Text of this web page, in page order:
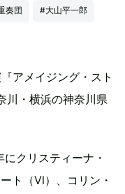
奏団 #大山平一郎
アメイジング・スト
川・横浜の神奈川県
クリスティーナ・
ト（Vl）、コリン・